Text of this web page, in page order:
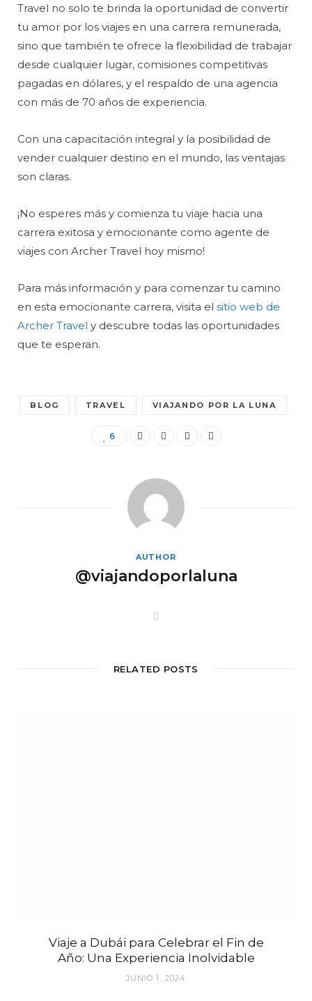
Travel no solo te brinda la oportunidad de convertir
tu amor por los viajes en una carrera remunerada,
sino que también te ofrece la flexibilidad de trabajar
desde cualquier lugar, comisiones competitivas
pagadas en dólares, y el respaldo de una agencia
con más de 70 años de experiencia.
Con una capacitación integral y la posibilidad de
vender cualquier destino en el mundo, las ventajas
son claras.
¡No esperes más y comienza tu viaje hacia una
carrera exitosa y emocionante como agente de
viajes con Archer Travel hoy mismo!
Para más información y para comenzar tu camino
en esta emocionante carrera, visita el sitio web de
Archer Travel y descubre todas las oportunidades
que te esperan.
BLOG TRAVEL VIAJANDO POR LA LUNA
6
AUTHOR
@viajandoporlaluna
e
RELATED POSTS
Viaje a Dubái para Celebrar el Fin de
Año: Una Experiencia Inolvidable
JUNIO 1, 2024